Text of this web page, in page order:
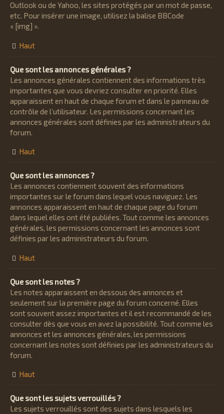
Outlook ou de Yahoo, les sites protégés par un mot de passe,
etc. Pour insérer une image, utilisez la balise BBCode
« [img] ».
Haut
Que sont les annonces générales ?
Les annonces générales contiennent des informations très
importantes que vous devriez consulter en priorité. Elles
apparaissent en haut de chaque forum et dans le panneau de
contrôle de l’utilisateur. Les permissions concernant les
annonces générales sont définies par les administrateurs du
forum.
Haut
Que sont les annonces ?
Les annonces contiennent souvent des informations
importantes sur le forum dans lequel vous naviguez. Les
annonces apparaissent en haut de chaque page du forum
dans lequel elles ont été publiées. Tout comme les annonces
générales, les permissions concernant les annonces sont
définies par les administrateurs du forum.
Haut
Que sont les notes ?
Les notes apparaissent en dessous des annonces et
seulement sur la première page du forum concerné. Elles
sont souvent assez importantes et il est recommandé de les
consulter dès que vous en avez la possibilité. Tout comme les
annonces et les annonces générales, les permissions
concernant les notes sont définies par les administrateurs du
forum.
Haut
Que sont les sujets verrouillés ?
Les sujets verrouillés sont des sujets dans lesquels les